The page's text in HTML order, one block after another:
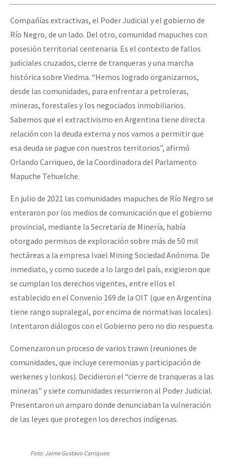
Compañías extractivas, el Poder Judicial y el gobierno de
Río Negro, de un lado. Del otro, comunidad mapuches con
posesión territorial centenaria. Es el contexto de fallos
judiciales cruzados, cierre de tranqueras y una marcha
histórica sobre Viedma. “Hemos logrado organizarnos,
desde las comunidades, para enfrentar a petroleras,
mineras, forestales y los negociados inmobiliarios.
Sabemos que el extractivismo en Argentina tiene directa
relación con la deuda externa y nos vamos a permitir que
esa deuda se pague con nuestros territorios”, afirmó
Orlando Carriqueo, de la Coordinadora del Parlamento
Mapuche Tehuelche.
En julio de 2021 las comunidades mapuches de Río Negro se
enteraron por los medios de comunicación que el gobierno
provincial, mediante la Secretaría de Minería, había
otorgado permisos de exploración sobre más de 50 mil
hectáreas a la empresa Ivael Mining Sociedad Anónima. De
inmediato, y como sucede a lo largo del país, exigieron que
se cumplan los derechos vigentes, entre ellos el
establecido en el Convenio 169 de la OIT (que en Argentina
tiene rango supralegal, por encima de normativas locales).
Intentaron diálogos con el Gobierno pero no dio respuesta.
Comenzaron un proceso de varios trawn (reuniones de
comunidades, que incluye ceremonias y participación de
werkenes y lonkos). Decidieron el “cierre de tranqueras a las
mineras” y siete comunidades recurrieron al Poder Judicial.
Presentaron un amparo donde denunciaban la vulneración
de las leyes que protegen los derechos indígenas.
Foto: Jaime Gustavo Carriqueo